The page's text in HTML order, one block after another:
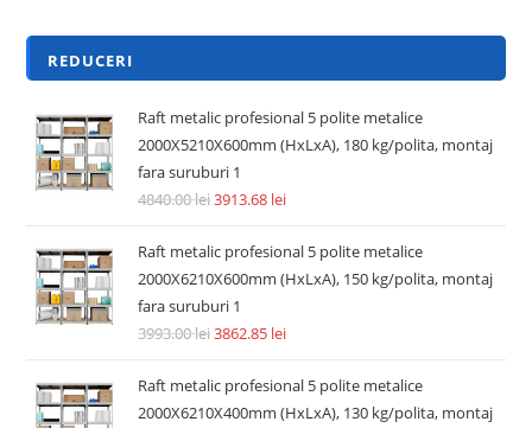
REDUCERI
Raft metalic profesional 5 polite metalice
2000X5210X600mm (HxLxA), 180 kg/polita, montaj
fara suruburi 1
4840.00lei3913.68 lei
Raft metalic profesional 5 polite metalice
2000X6210X600mm (HxLxA), 150 kg/polita, montaj
fara suruburi 1
3993.00lei3862.85 lei
Raft metalic profesional 5 polite metalice
2000X6210X400mm (HxLxA), 130 kg/polita, montaj